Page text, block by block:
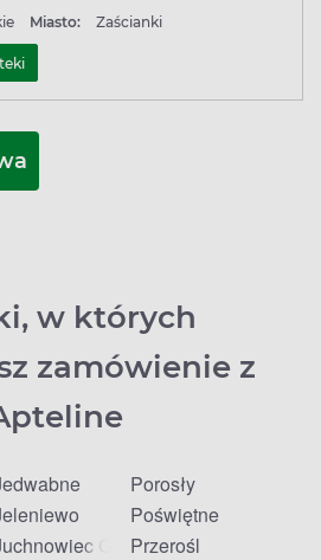
Miasto: Zaścianki
w których
zamówienie z
Górny
Porosły
Poświętne
Przerośl